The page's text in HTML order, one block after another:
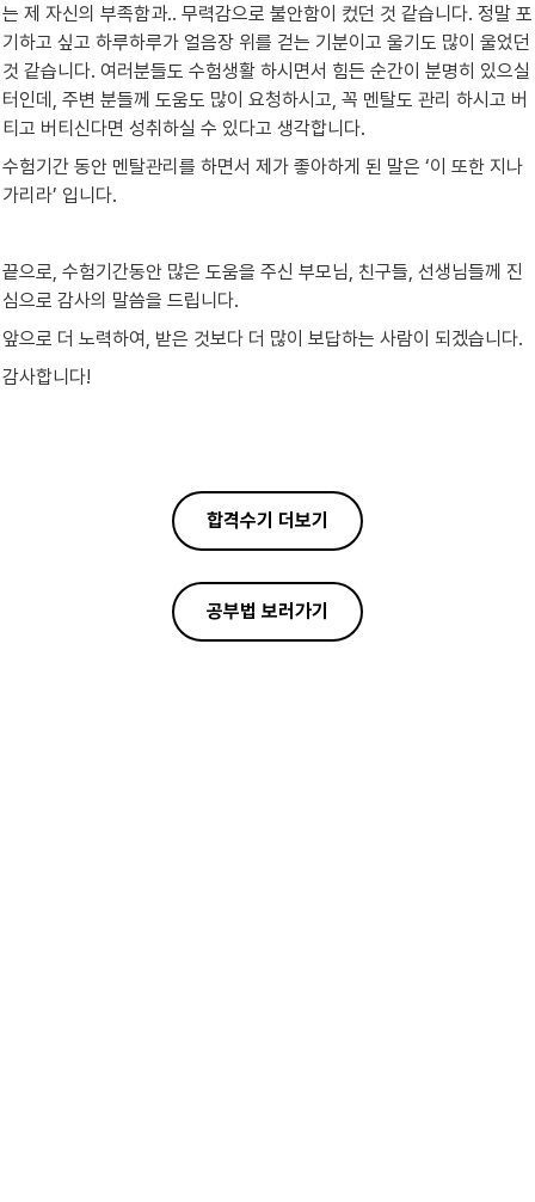
는 제 자신의 부족함과.. 무력감으로 불안함이 컸던 것 같습니다. 정말 포
기하고 싶고 하루하루가 얼음장 위를 걷는 기분이고 울기도 많이 울었던
것 같습니다. 여러분들도 수험생활 하시면서 힘든 순간이 분명히 있으실
터인데, 주변 분들께 도움도 많이 요청하시고, 꼭 멘탈도 관리 하시고 버
티고 버티신다면 성취하실 수 있다고 생각합니다.
수험기간 동안 멘탈관리를 하면서 제가 좋아하게 된 말은 ‘이 또한 지나
가리라’ 입니다.
끝으로, 수험기간동안 많은 도움을 주신 부모님, 친구들, 선생님들께 진
심으로 감사의 말씀을 드립니다.
앞으로 더 노력하여, 받은 것보다 더 많이 보답하는 사람이 되겠습니다.
감사합니다!
합격수기 더보기
공부법 보러가기